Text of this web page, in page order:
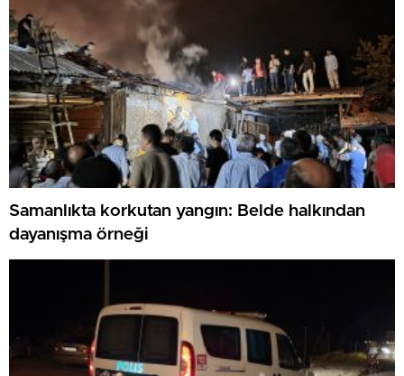
Samanlıkta korkutan yangın: Belde halkından
dayanışma örneği